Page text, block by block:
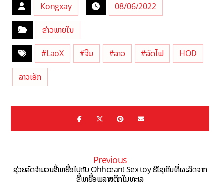
Kongxay 08/06/2022
ຂ່າວພາຍໃນ
#LaoX #ຈີນ #ລາວ #ລົດໄຟ HOD
ລາວເອັກ
Previous
ຊ່ວຍລົດຈຳນວນຂີ້ເຫຍື້ອໄປກັບ Ohhcean! Sex toy ຣີໄຊເຄິນທີ່ຜະລິດຈາກ
ຂີ້ເຫຍື້ອພລາສຕິກໃນທະເລ